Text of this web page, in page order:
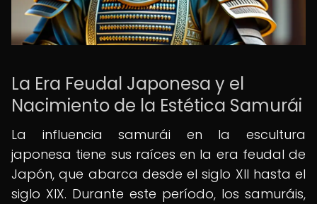
La Era Feudal Japonesa y el
Nacimiento de la Estética Samurái
La influencia samurái en la escultura
japonesa tiene sus raíces en la era feudal de
Japón, que abarca desde el siglo XII hasta el
siglo XIX. Durante este período, los samuráis,